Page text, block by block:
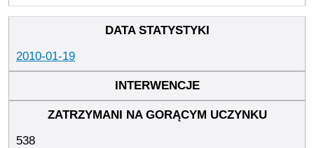
2010-01-19
538